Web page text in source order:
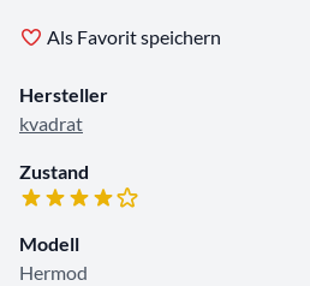
Als Favorit speichern
Hersteller
kvadrat
Zustand
Modell
Hermod